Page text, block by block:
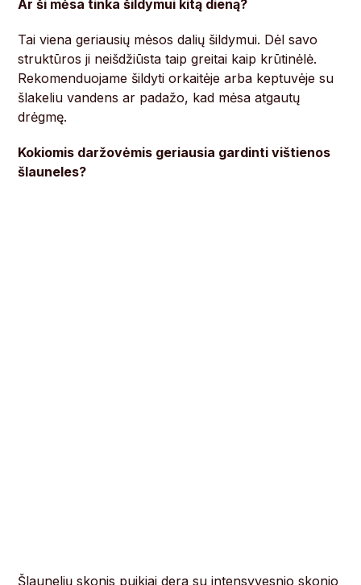
Ar ši mėsa tinka šildymui kitą dieną?
Tai viena geriausių mėsos dalių šildymui. Dėl savo
struktūros ji neišdžiūsta taip greitai kaip krūtinėlė.
Rekomenduojame šildyti orkaitėje arba keptuvėje su
šlakeliu vandens ar padažo, kad mėsa atgautų
drėgmę.
Kokiomis daržovėmis geriausia gardinti vištienos
šlauneles?
Šlaunelių skonis puikiai dera su intensyvesnio skonio